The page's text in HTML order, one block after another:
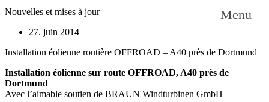
Menu
Nouvelles et mises à jour
27. juin 2014
Installation éolienne routière OFFROAD – A40 près de Dortmund
Installation éolienne sur route OFFROAD, A40 près de
Dortmund
Avec l’aimable soutien de BRAUN Windturbinen GmbH